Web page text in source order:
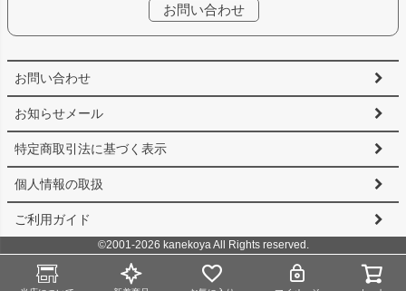
お問い合わせ
お知らせメール
特定商取引法に基づく表示
個人情報の取扱
ご利用ガイド
お問い合わせ
©2001-2026 kanekoya All Rights reserved.